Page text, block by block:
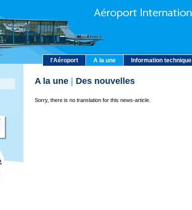
l'Aéroport A la une Information technique
A la une Des nouvelles
Sorry, there is no translation for this news-article.